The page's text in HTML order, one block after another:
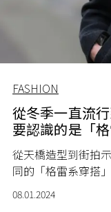
FASHION
從冬季一直流
要認識的是「格
從天橋造型到街拍
同的「格雷系穿搭
08.01.2024